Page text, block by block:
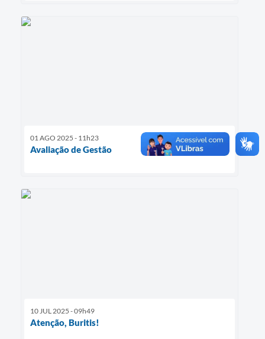
01 AGO 2025 - 11h23
Avaliação de Gestão
10 JUL 2025 - 09h49
Atenção, Buritis!